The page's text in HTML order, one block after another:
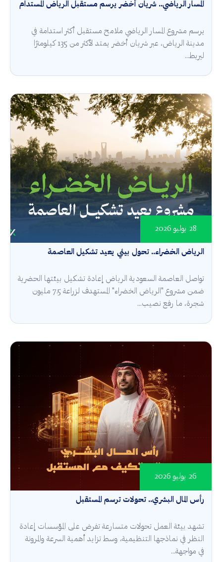
المسار الرياضي.. شريان أخضر يرسم مستقبل الرياض المستدام
يرسم مشروع المسار الرياضي ملامح مستقبل أكثر استدامة في
مدينة الرياض، عبر شريان أخضر يمتد لأكثر من 135 كيلومترًا
ليربط...
الرياض الخضراء.. تحول بيئي يعيد تشكيل العاصمة
28 يوليو 2026
تواصل العاصمة السعودية الرياض إعادة تشكيل بيئتها الحضرية
ضمن مشروع "الرياض الخضراء" المستهدف لزراعة 7.5 مليون
شجرة، ما رفع نصيب...
رأس المال البشري.. تحولات ترسم المستقبل
26 يوليو 2026
تشهد بيئة العمل تحولات متسارعة تفرض على المؤسسات إعادة
النظر في نماذجها التنظيمية، وسط تزايد أهمية السرعة والمرونة
في مواجهة...